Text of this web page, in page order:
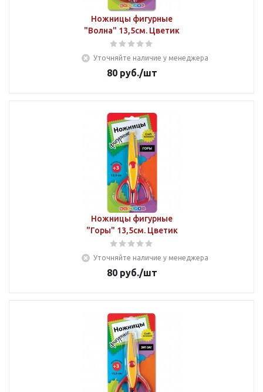
Ножницы фигурные
"Волна" 13,5см. Цветик
Уточняйте наличие у менеджера
80руб./шт
Ножницы фигурные
"Горы" 13,5см. Цветик
Уточняйте наличие у менеджера
80руб./шт